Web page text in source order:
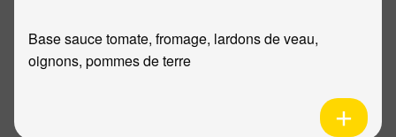
Base sauce tomate, fromage, lardons de veau,
oignons, pommes de terre